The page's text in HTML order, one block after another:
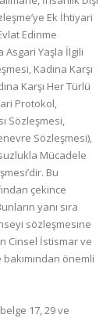
Ek İhtiyari
Edinme
Yaşla İlgili
Kadına Karşı
Karşı Her Türlü
Protokol,
Sözleşmesi,
Sözleşmesi),
Mücadele
Bu
çekince
yanı sıra
sözleşmesine
Cinsel İstismar ve
önemli
17, 29 ve